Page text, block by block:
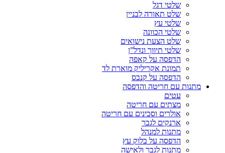
שלטי דגל
שלט תאורה לבניין
שלטי עץ
שלטי הכוונה
שלט הצעת נישואים
שלטי תיווך ונדל”ן
הדפסה על קאפה
תמונת אקריליק מוארת לד
הדפסה על קנבס
מתנות עם חריטה והדפסה
עטים
מצתים עם חריטה
אולרים וסכינים עם חריטה
ארנקים לגבר
מתנות למנהל
הדפסה על בלוק עץ
מתנות לגבר ולאישה